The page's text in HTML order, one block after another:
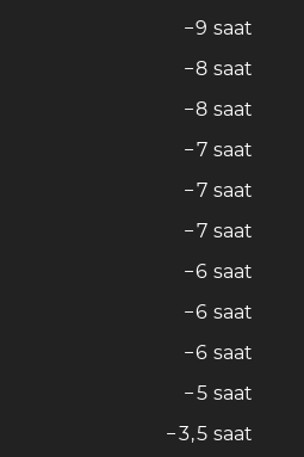
−9 saat
−8 saat
−8 saat
−7 saat
−7 saat
−7 saat
−6 saat
−6 saat
−6 saat
−5 saat
−3,5 saat